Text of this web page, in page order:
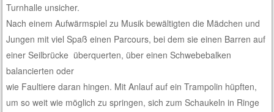
Turnhalle unsicher.
Nach einem Aufwärmspiel zu Musik bewältigten die Mädchen und
Jungen mit viel Spaß einen Parcours, bei dem sie einen Barren auf
einer Seilbrücke überquerten, über einen Schwebebalken
balancierten oder
wie Faultiere daran hingen. Mit Anlauf auf ein Trampolin hüpften,
um so weit wie möglich zu springen, sich zum Schaukeln in Ringe